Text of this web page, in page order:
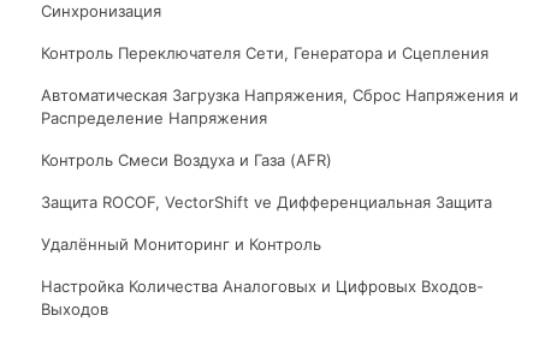
Синхронизация
Контроль Переключателя Сети, Генератора и Сцепления
Автоматическая Загрузка Напряжения, Сброс Напряжения и
Распределение Напряжения
Контроль Смеси Воздуха и Газа (AFR)
Защита ROCOF, VectorShift ve Дифференциальная Защита
Удалённый Мониторинг и Контроль
Настройка Количества Аналоговых и Цифровых Входов-
Выходов